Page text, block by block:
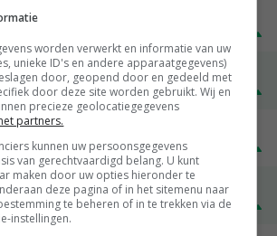
(O)
kwaliteit
€ 1,32 € 0,10
( R )
€ 1,25
maandenk
€ 1,78 € 0,06
worden verwerkt en informatie van uw
unieke ID's en andere apparaatgegevens)
door, geopend door en gedeeld met
door deze site worden gebruikt. Wij en
precieze geolocatiegegevens
partners.
kunnen uw persoonsgegevens
van gerechtvaardigd belang. U kunt
maken door uw opties hieronder te
deze pagina of in het sitemenu naar
te beheren of in te trekken via de
instellingen.